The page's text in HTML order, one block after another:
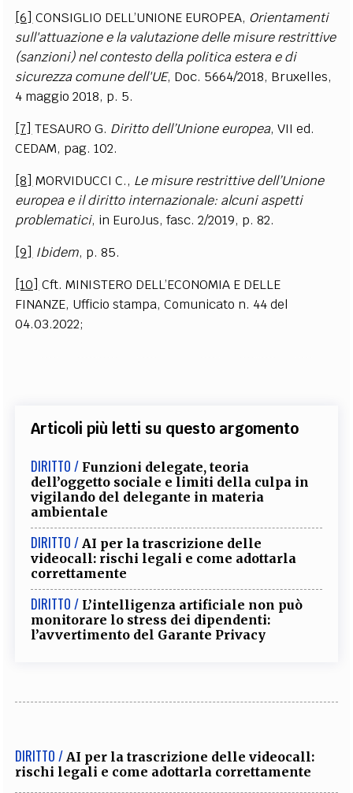
[6] CONSIGLIO DELL’UNIONE EUROPEA, Orientamenti
sull'attuazione e la valutazione delle misure restrittive
(sanzioni) nel contesto della politica estera e di
sicurezza comune dell'UE, Doc. 5664/2018, Bruxelles,
4 maggio 2018, p. 5.
[7] TESAURO G. Diritto dell’Unione europea, VII ed.
CEDAM, pag. 102.
[8] MORVIDUCCI C., Le misure restrittive dell’Unione
europea e il diritto internazionale: alcuni aspetti
problematici, in EuroJus, fasc. 2/2019, p. 82.
[9] Ibidem, p. 85.
[10] Cft. MINISTERO DELL’ECONOMIA E DELLE
FINANZE, Ufficio stampa, Comunicato n. 44 del
04.03.2022;
Articoli più letti su questo argomento
DIRITTO / Funzioni delegate, teoria
dell’oggetto sociale e limiti della culpa in
vigilando del delegante in materia
ambientale
DIRITTO / AI per la trascrizione delle
videocall: rischi legali e come adottarla
correttamente
DIRITTO / L’intelligenza artificiale non può
monitorare lo stress dei dipendenti:
l’avvertimento del Garante Privacy
DIRITTO / AI per la trascrizione delle videocall:
rischi legali e come adottarla correttamente